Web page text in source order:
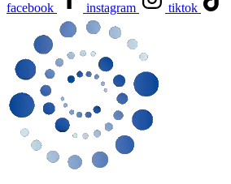
facebook instagram tiktok